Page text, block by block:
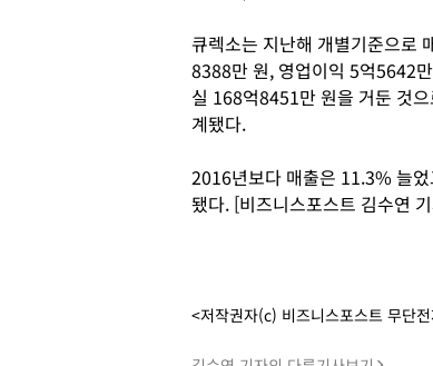
큐렉소는 지난해 개별기준으로
8388만 원, 영업이익 5억5642
실 168억8451만 원을 거둔 것
계됐다.
2016년보다 매출은 11.3% 늘
됐다. [비즈니스포스트 김수연
<저작권자(c) 비즈니스포스트 무단